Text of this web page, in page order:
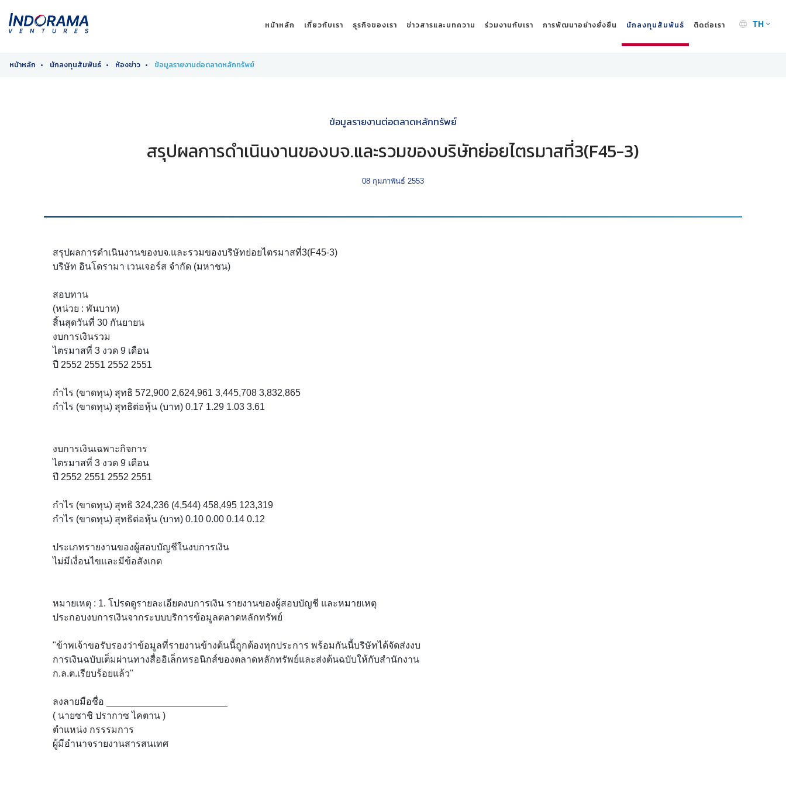
TH
หน้าหลัก เกี่ยวกับเรา ธุรกิจของเรา ข่าวสารและบทความ ร่วมงานกับเรา การพัฒนาอย่างยั่งยืน นักลงทุนสัมพันธ์ ติดต่อเรา
หน้าหลัก นักลงทุนสัมพันธ์ ห้องข่าว ข้อมูลรายงานต่อตลาดหลักทรัพย์
ข้อมูลรายงานต่อตลาดหลักทรัพย์
สรุปผลการดำเนินงานของบจ.และรวมของบริษัทย่อยไตรมาสที่3(F45-3)
08 กุมภาพันธ์ 2553
สรุปผลการดำเนินงานของบจ.และรวมของบริษัทย่อยไตรมาสที่3(F45-3)
บริษัท อินโดรามา เวนเจอร์ส จำกัด (มหาชน)
สอบทาน
(หน่วย : พันบาท)
สิ้นสุดวันที่ 30 กันยายน
งบการเงินรวม
ไตรมาสที่ 3 งวด 9 เดือน
ปี 2552 2551 2552 2551
กำไร (ขาดทุน) สุทธิ 572,900 2,624,961 3,445,708 3,832,865
กำไร (ขาดทุน) สุทธิต่อหุ้น (บาท) 0.17 1.29 1.03 3.61
งบการเงินเฉพาะกิจการ
ไตรมาสที่ 3 งวด 9 เดือน
ปี 2552 2551 2552 2551
กำไร (ขาดทุน) สุทธิ 324,236 (4,544) 458,495 123,319
กำไร (ขาดทุน) สุทธิต่อหุ้น (บาท) 0.10 0.00 0.14 0.12
ประเภทรายงานของผู้สอบบัญชีในงบการเงิน
ไม่มีเงื่อนไขและมีข้อสังเกต
หมายเหตุ : 1. โปรดดูรายละเอียดงบการเงิน รายงานของผู้สอบบัญชี และหมายเหตุ
ประกอบงบการเงินจากระบบบริการข้อมูลตลาดหลักทรัพย์
"ข้าพเจ้าขอรับรองว่าข้อมูลที่รายงานข้างต้นนี้ถูกต้องทุกประการ พร้อมกันนี้บริษัทได้จัดส่งงบ
การเงินฉบับเต็มผ่านทางสื่ออิเล็กทรอนิกส์ของตลาดหลักทรัพย์และส่งต้นฉบับให้กับสำนักงาน
ก.ล.ต.เรียบร้อยแล้ว"
ลงลายมือชื่อ _______________________
( นายซาชิ ปรากาซ ไคตาน )
ตำแหน่ง กรรรมการ
ผู้มีอำนาจรายงานสารสนเทศ